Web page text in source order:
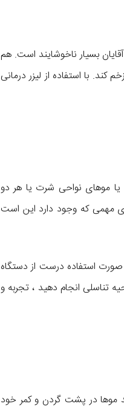
بسیار ناخوشایند است. هم
با استفاده از لیزر درمانی
یا موهای نواحی شرت یا هر دو
ی مهمی که وجود دارد این است
صورت استفاده درست از دستگاه
تناسلی انجام دهید ، تجربه و
موها در پشت گردن و کمر خود